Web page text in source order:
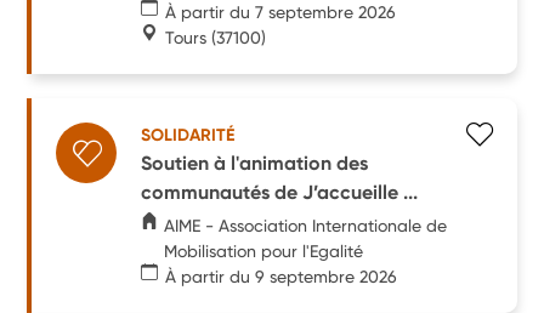
À partir du 7 septembre 2026
Tours (37100)
SOLIDARITÉ
Soutien à l'animation des
communautés de J’accueille ...
AIME - Association Internationale de
Mobilisation pour l'Egalité
À partir du 9 septembre 2026